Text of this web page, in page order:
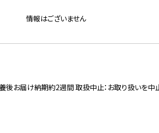
情報はございません
お届け納期約2週間 取扱中止：お取り扱いを中止